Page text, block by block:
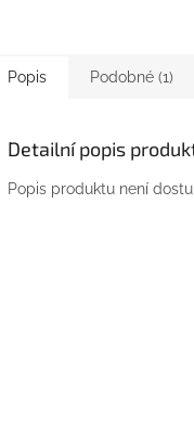
Popis Podobné (1)
Detailní popis
Popis produktu není